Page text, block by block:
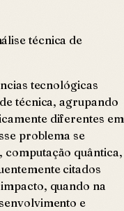
tecnológicas
técnica, agrupando
diferentes em
problema se
quântica,
citados
quando na
e